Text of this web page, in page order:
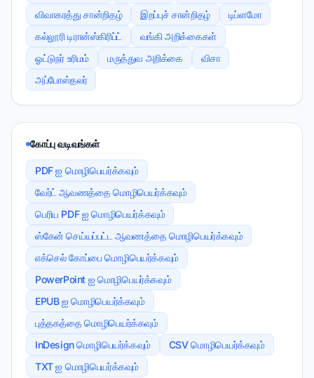
விவாகரத்து சான்றிதழ்
இறப்புச் சான்றிதழ்
டிப்ளமோ
கல்லூரி டிரான்ஸ்கிரிப்ட்
வங்கி அறிக்கைகள்
ஓட்டுநர் உரிமம்
மருத்துவ அறிக்கை
விசா
அப்போஸ்தலர்
கோப்பு வடிவங்கள்
PDF ஐ மொழிபெயர்க்கவும்
வேர்ட் ஆவணத்தை மொழிபெயர்க்கவும்
பெரிய PDF ஐ மொழிபெயர்க்கவும்
ஸ்கேன் செய்யப்பட்ட ஆவணத்தை மொழிபெயர்க்கவும்
எக்செல் கோப்பை மொழிபெயர்க்கவும்
PowerPoint ஐ மொழிபெயர்க்கவும்
EPUB ஐ மொழிபெயர்க்கவும்
புத்தகத்தை மொழிபெயர்க்கவும்
InDesign மொழிபெயர்க்கவும்
CSV மொழிபெயர்க்கவும்
TXT ஐ மொழிபெயர்க்கவும்